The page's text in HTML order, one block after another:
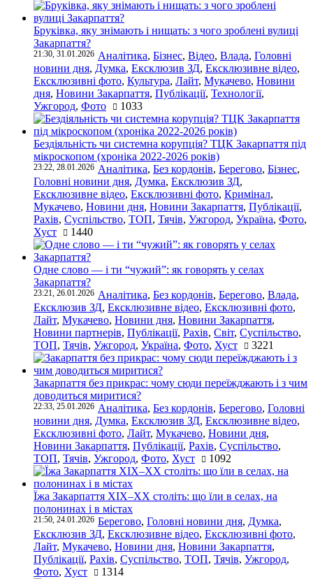
Бруківка, яку знімають і нищать: з чого зроблені вулиці
Закарпаття?
21:30, 31.01.2026 Аналітика, Бізнес, Відео, Влада, Головні
новини дня, Думка, Ексклюзив ЗД, Ексклюзивне відео,
Ексклюзивні фото, Культура, Лайт, Мукачево, Новини
дня, Новини Закарпаття, Публікації, Технології,
Ужгород, Фото 1033
Бездіяльність чи системна корупція? ТЦК Закарпаття під
мікроскопом (хроніка 2022-2026 років)
23:22, 28.01.2026 Аналітика, Без кордонів, Берегово, Бізнес,
Головні новини дня, Думка, Ексклюзив ЗД,
Ексклюзивне відео, Ексклюзивні фото, Кримінал,
Мукачево, Новини дня, Новини Закарпаття, Публікації,
Рахів, Суспільство, ТОП, Тячів, Ужгород, Україна, Фото,
Хуст
1440
Одне слово — і ти “чужий”: як говорять у селах
Закарпаття?
23:21, 26.01.2026 Аналітика, Без кордонів, Берегово, Влада,
Ексклюзив ЗД, Ексклюзивне відео, Ексклюзивні фото,
Лайт, Мукачево, Новини дня, Новини Закарпаття,
Новини партнерів, Публікації, Рахів, Світ, Суспільство,
ТОП, Тячів, Ужгород, Україна, Фото, Хуст 3221
Закарпаття без прикрас: чому сюди переїжджають і з чим
доводиться миритися?
22:33, 25.01.2026 Аналітика, Без кордонів, Берегово, Головні
новини дня, Думка, Ексклюзив ЗД, Ексклюзивне відео,
Ексклюзивні фото, Лайт, Мукачево, Новини дня,
Новини Закарпаття, Публікації, Рахів, Суспільство,
ТОП, Тячів, Ужгород, Фото, Хуст 1092
Їжа Закарпаття ХІХ–ХХ століть: що їли в селах, на
полонинах і в містах
21:50, 24.01.2026 Берегово, Головні новини дня, Думка,
Ексклюзив ЗД, Ексклюзивне відео, Ексклюзивні фото,
Лайт, Мукачево, Новини дня, Новини Закарпаття,
Публікації, Рахів, Суспільство, ТОП, Тячів, Ужгород,
Фото, Хуст 1314